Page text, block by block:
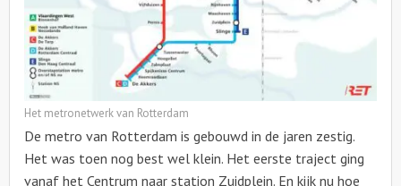
Het metronetwerk van Rotterdam
De metro van Rotterdam is gebouwd in de jaren zestig.
Het was toen nog best wel klein. Het eerste traject ging
vanaf het Centrum naar station Zuidplein. En kijk nu hoe